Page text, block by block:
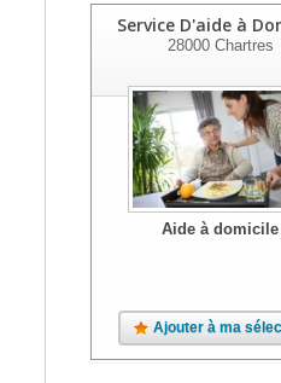
Service D'aide à
28000Chartres
Aide à domicile
Ajouter à ma